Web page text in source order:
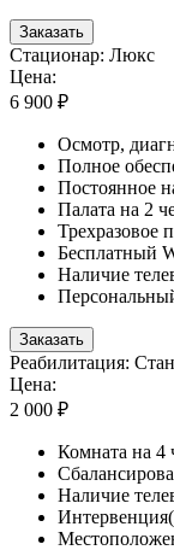
Заказать
Стационар: Люкс
Цена:
6 900 ₽
Осмотр,
Полное
Постоянное
Палата на 2
Трехразовое
Бесплатный
Наличие
Заказать
Реабилитация:
Цена:
2 000 ₽
Комната на 4
Наличие